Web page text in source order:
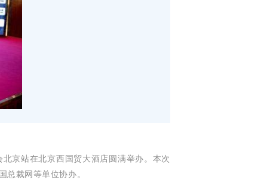
京站在北京西国贸大酒店圆满举办。本次
总裁网等单位协办。